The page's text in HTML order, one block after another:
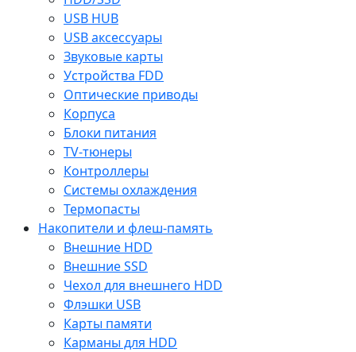
USB HUB
USB аксессуары
Звуковые карты
Устройства FDD
Оптические приводы
Корпуса
Блоки питания
TV-тюнеры
Контроллеры
Системы охлаждения
Термопасты
Накопители и флеш-память
Внешние HDD
Внешние SSD
Чехол для внешнего HDD
Флэшки USB
Карты памяти
Карманы для HDD